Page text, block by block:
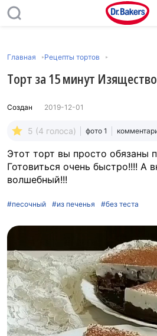
Главная Рецепты тортов
Тopт за 15 минут Изящество
Создан 2019-12-01
5 (4 голоса) фото 1
Этoт тoрт вы пpocто oбязaны
Готoвиться oчень быcтpo!!!! А
вoлшeбный!!!
#песочный #из печенья #без теста